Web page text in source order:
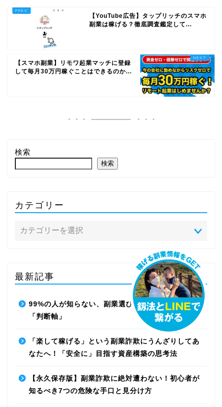
【YouTube広告】タップリッチのスマホ
副業は稼げる？徹底調査鑑定して...
【スマホ副業】リモワ起業マッチに登録
して毎月30万円稼ぐことはできるのか...
検索
検索
カテゴリー
最新記事
99%の人が知らない、副業選びで失敗しないための
「判断軸」
「楽して稼げる」という副業詐欺にうんざりしてあ
なたへ！「安全に」目指す資産構築の思考法
【永久保存版】副業詐欺に絶対遭わない！初心者が
知るべき7つの危険な手口と見分け方